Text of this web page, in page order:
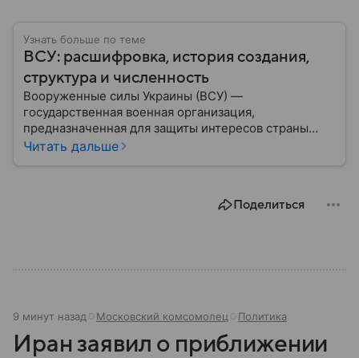
Узнать больше по теме
ВСУ: расшифровка, история создания,
структура и численность
Вооруженные силы Украины (ВСУ) —
государственная военная организация,
предназначенная для защиты интересов страны
военным путем. Была создана после
Читать дальше
Поделиться
9 минут назад Московский комсомолец Политика
Иран заявил о приближении